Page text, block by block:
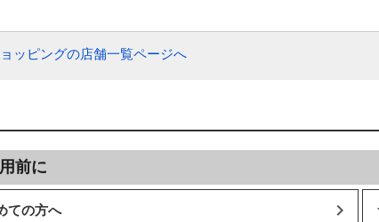
ッピングの店舗一覧ページへ
前に
ての方へ